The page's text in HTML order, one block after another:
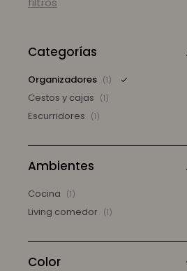
Categorías
Organizadores (1)
Cestos y cajas (1)
Escurridores (1)
Color
Ambientes
Cocina (1)
Living comedor (1)